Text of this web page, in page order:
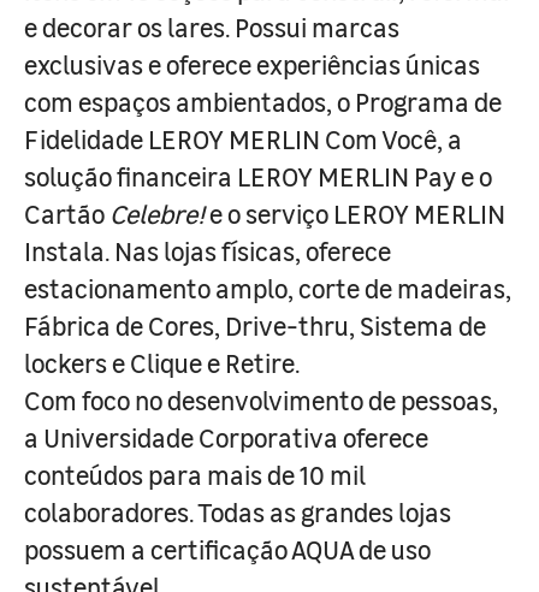
e decorar os lares. Possui marcas
exclusivas e oferece experiências únicas
com espaços ambientados, o Programa de
Fidelidade LEROY MERLIN Com Você, a
solução financeira LEROY MERLIN Pay e o
Cartão Celebre!e o serviço LEROY MERLIN
Instala. Nas lojas físicas, oferece
estacionamento amplo, corte de madeiras,
Fábrica de Cores, Drive-thru, Sistema de
lockers e Clique e Retire.
Com foco no desenvolvimento de pessoas,
a Universidade Corporativa oferece
conteúdos para mais de 10 mil
colaboradores. Todas as grandes lojas
possuem a certificação AQUA de uso